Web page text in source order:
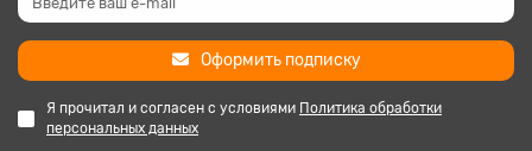
Оформить подписку
Я прочитал и согласен с условиями Политика обработки
персональных данных